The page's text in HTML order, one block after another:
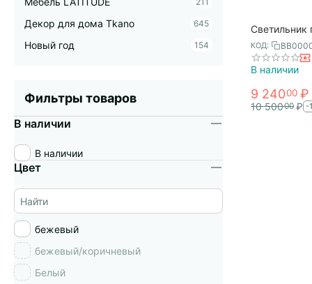
Светильник
Pyor, 29х26
Bergenson
КОД:
В наличии
9 24000 ₽
10 50000 ₽ -
Декор для дома Tkano 645
Новый год 154
Фильтры товаров
В наличии
В наличии
Цвет
бежевый
бежевый/коричневый
Белый